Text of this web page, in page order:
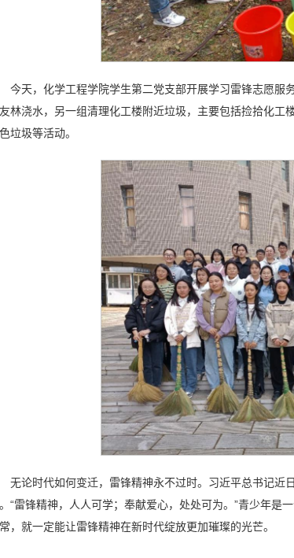
今天，化学工程学院学生第二党支部开展学习雷锋志愿服
林浇水，另一组清理化工楼附近垃圾，主要包括捡拾化
垃圾等活动。
无论时代如何变迁，雷锋精神永不过时。习近平总书记近
“雷锋精神，人人可学；奉献爱心，处处可为。”青少年是
，就一定能让雷锋精神在新时代绽放更加璀璨的光芒。